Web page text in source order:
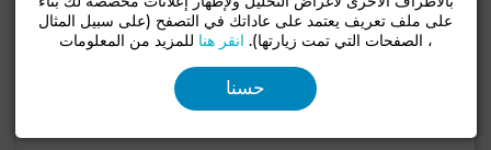
على ملف تعريف يعتمد على عاداتك في التصفح (على سبيل المثال
، الصفحات التي تمت زيارتها). انقر هنا للمزيد من المعلومات
حسنا